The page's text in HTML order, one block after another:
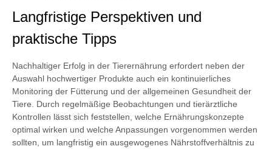
Langfristige Perspektiven und
praktische Tipps
Nachhaltiger Erfolg in der Tierernährung erfordert neben der
Auswahl hochwertiger Produkte auch ein kontinuierliches
Monitoring der Fütterung und der allgemeinen Gesundheit der
Tiere. Durch regelmäßige Beobachtungen und tierärztliche
Kontrollen lässt sich feststellen, welche Ernährungskonzepte
optimal wirken und welche Anpassungen vorgenommen werden
sollten, um langfristig ein ausgewogenes Nährstoffverhältnis zu